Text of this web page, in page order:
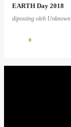
EARTH Day 2018
diposting oleh Unknown
0